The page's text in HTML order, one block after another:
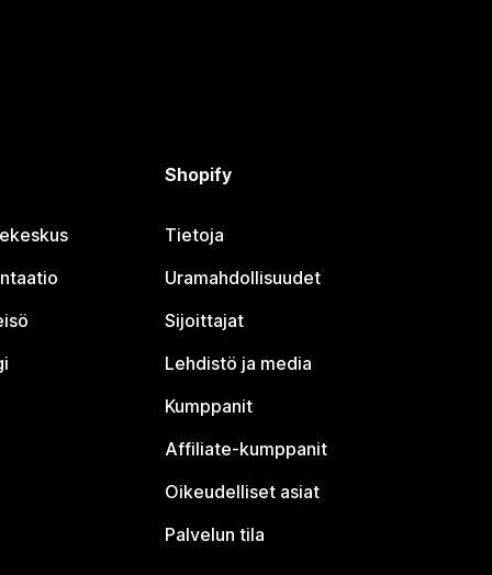
Shopify
Tietoja
Uramahdollisuudet
Sijoittajat
Lehdistö ja media
Kumppanit
Affiliate-kumppanit
Oikeudelliset asiat
Palvelun tila